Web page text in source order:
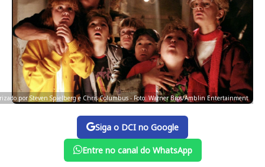
por Steven Spielberg e Chris Columbus - Foto: Warner Bros/Amblin Entertainment
Siga o DCI no Google
Entre no canal do WhatsApp